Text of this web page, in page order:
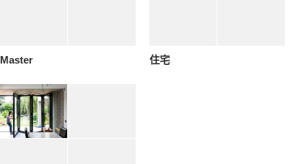
Master 住宅